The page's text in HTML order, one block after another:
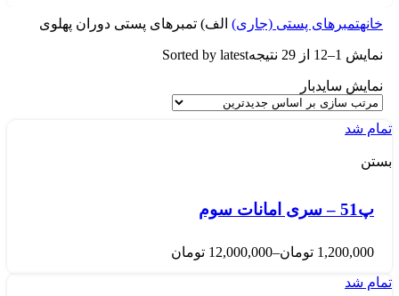
خانهتمبرهای پستی (جاری) الف) تمبرهای پستی دوران پهلوی
نمایش 1–12 از 29 نتیجه Sorted by latest
نمایش سایدبار
تمام شد
بستن
پ51 – سری امانات سوم
1,200,000 تومان–
12,000,000 تومان
تمام شد